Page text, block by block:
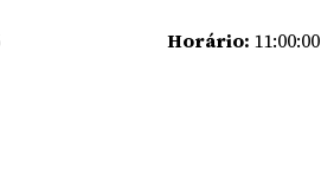
Horário: 11:00:00